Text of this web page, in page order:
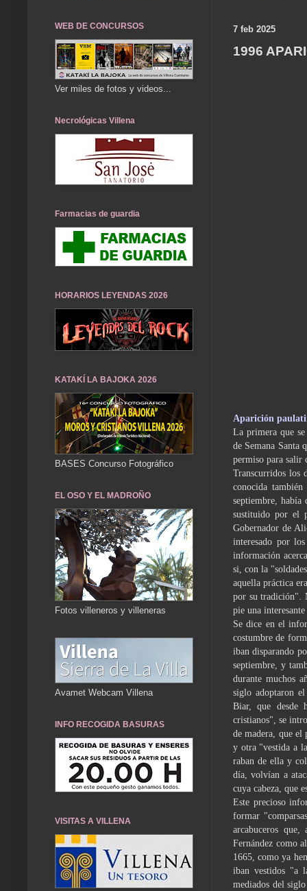
7 feb 2025
1996
Aparición
La primera que
de Semana Santa
permiso para
Transcurridos los
conocida
septiembre, había
sustituido por el
Gobernador de
interesado por
información
si, con la
aquella práctica
por su tradición".
pie una
Se dice en el
costumbre de
iban disparando
sep­tiembre, y
durante muchos
siglo adoptaron
Biar, que desde
cristianos", se
de madera, que el
y otra "vestida a
raban de ella y
día, volvían a
cuya cabeza, que
Este precioso
formar
arcabuceros
Fernández como
1665, como ya
iban vestidos "a
mediados del
WEB DE CONCURSOS
Ver miles de fotos y videos...
Necrológicas Villena
Farmacias de guardia
HORARIOS LEYENDAS 2026
KATAKÍ LA BAJOKA 2026
BASES Concurso Fotográfico
EL OSO Y EL MADROÑO
Fotos villeneros y villeneras
Avamet Webcam Villena
INFO RECOGIDA BASURAS
VISITAS A VILLENA